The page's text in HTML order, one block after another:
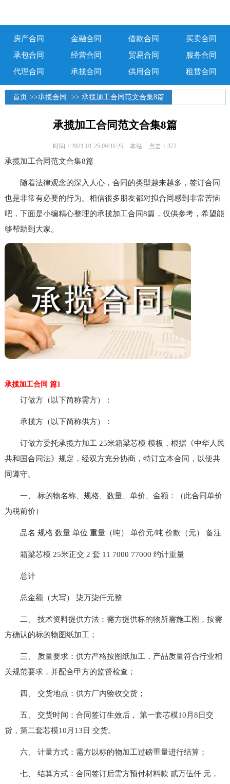
房产合同 金融合同 借款合同
买卖合同
承包合同
经营合同 贸易合同
服务合同
代理合同
承揽合同 供用合同 租赁合同
首页 >>承揽合同 >> 承揽加工合同范文合集8篇
承揽加工合同范文合集8篇
时间：2021-01-25 09:31:25 本站 点击：372
承揽加工合同范文合集8篇
随着法律观念的深入人心，合同的类型越来越多，签订合同
也是非常有必要的行为。相信很多朋友都对拟合同感到非常苦恼
吧，下面是小编精心整理的承揽加工合同8篇，仅供参考，希望能
够帮助到大家。
承揽加工合同 篇1
订做方（以下简称需方）：
承揽方（以下简称供方）：
订做方委托承揽方加工 25米箱梁芯模 模板，根据《中华人民
共和国合同法》规定，经双方充分协商，特订立本合同，以便共
同遵守。
一、 标的物名称、规格、数量、单价、金额：（此合同单价
为税前价）
品名 规格 数量 单位 重量（吨） 单价元/吨 价款（元） 备注
箱梁芯模 25米正交 2 套 11 7000 77000 约计重量
总计
总金额（大写） 柒万柒仟元整
二、 技术资料提供方法：需方提供标的物所需施工图，按需
方确认的标的物图纸加工；
三、 质量要求：供方严格按图纸加工，产品质量符合行业相
关规范要求，并配合甲方的监督检查；
四、 交货地点：供方厂内验收交货；
五、 交货时间：合同签订生效后， 第一套芯模10月8日交
货，第二套芯模10月13日 交货。
六、 计量方式：需方以标的物加工过磅重量进行结算；
七、 结算方式：合同签订后需方预付材料款 贰万伍仟 元，